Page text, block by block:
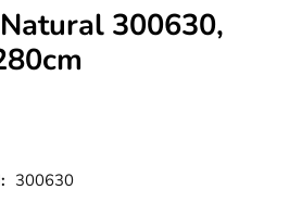
300630,
300630